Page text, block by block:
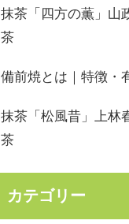
抹茶「四方の薫」山
茶
備前焼とは｜特徴・
抹茶「松風昔」上林
茶
カテゴリー